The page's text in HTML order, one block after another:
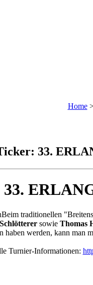
Home
33.
Beim traditionellen
sowie Thomas
haben werden, kann man
Turnier-Informationen: